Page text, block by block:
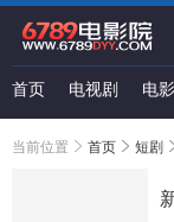
首页 电视剧 电影
当前位置 首页 短剧